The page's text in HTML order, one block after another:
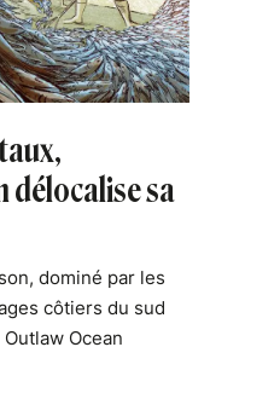
délocalise sa
dominé par les
côtiers du sud
Ocean